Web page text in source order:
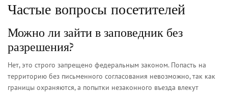
Частые вопросы посетителей
Можно ли зайти в заповедник без
разрешения?
Нет, это строго запрещено федеральным законом. Попасть на
территорию без письменного согласования невозможно, так как
границы охраняются, а попытки незаконного въезда влекут